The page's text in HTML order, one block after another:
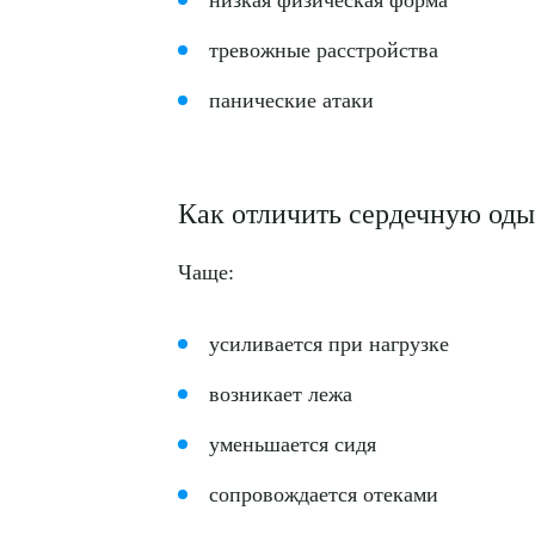
тревожные расстройства
панические атаки
Как отличить сердечную
Чаще:
усиливается при нагрузке
возникает лежа
уменьшается сидя
сопровождается отеками